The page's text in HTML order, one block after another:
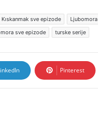
Kıskanmak sve epizode Ljubomora
sve epizode turske serije
Pinterest